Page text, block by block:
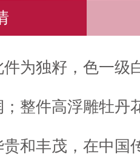
件为独籽，色一级
整件高浮雕牡丹
贵和丰茂，在中国